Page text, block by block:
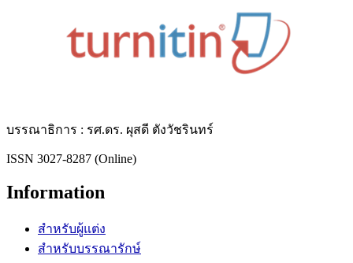
บรรณาธิการ : รศ.ดร. ผุสดี ตังวัชรินทร์
ISSN 3027-8287 (Online)
Information
สำหรับผู้แต่ง
สำหรับบรรณารักษ์